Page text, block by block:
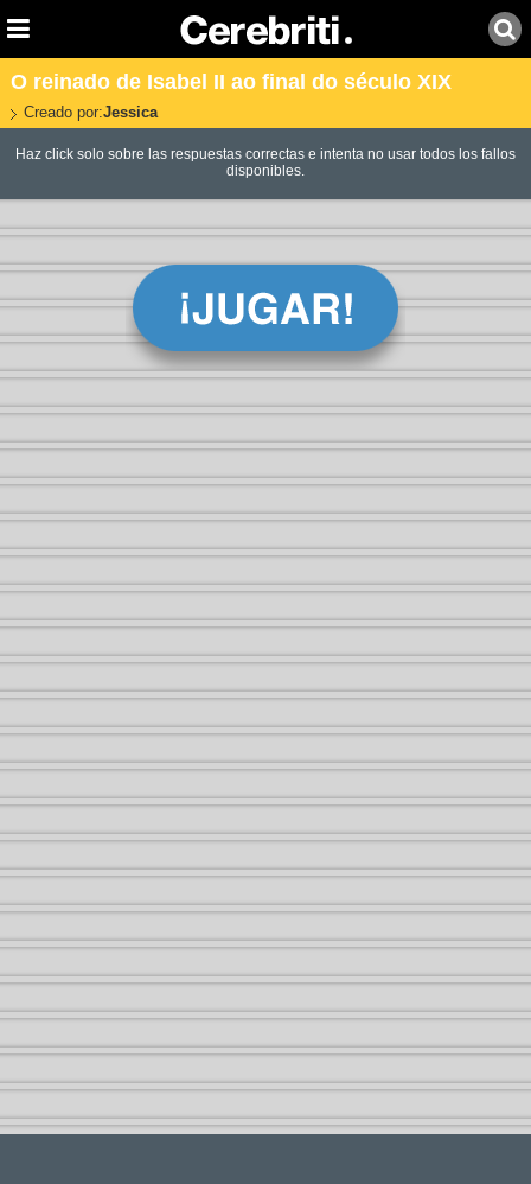
O reinado de Isabel II ao final do século XIX
Creado por:Jessica
Haz click solo sobre las respuestas correctas e intenta no usar todos los fallos
disponibles.